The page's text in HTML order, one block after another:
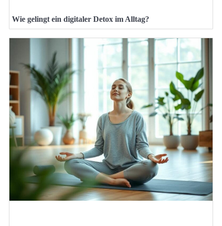
Wie gelingt ein digitaler Detox im Alltag?